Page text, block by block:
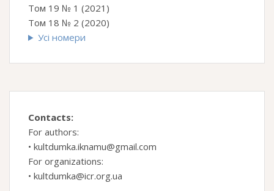
Том 19 № 1 (2021)
Том 18 № 2 (2020)
Усі номери
Contacts:
For authors:
• kultdumka.iknamu@gmail.com
For organizations:
• kultdumka@icr.org.ua